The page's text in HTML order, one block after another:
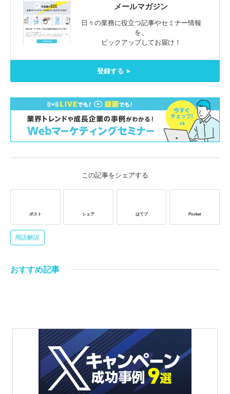
メールマガジン
日々の業務に役立つ記事やセミナー情報
を、
ピックアップしてお届け！
登録する
この記事をシェアする
ポスト シェア はてブ Pocket
用語解説
おすすめ記事